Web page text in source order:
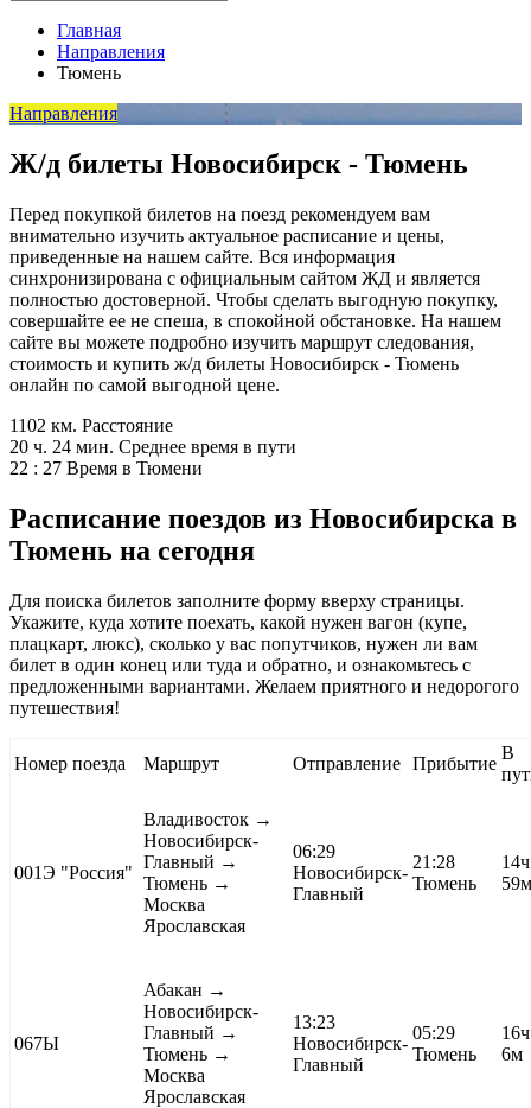
Главная
Направления
Тюмень
Направления
Ж/д билеты Новосибирск - Тюмень
Перед покупкой билетов на поезд рекомендуем вам
внимательно изучить актуальное расписание и цены,
приведенные на нашем сайте. Вся информация
синхронизирована с официальным сайтом ЖД и является
полностью достоверной. Чтобы сделать выгодную покупку,
совершайте ее не спеша, в спокойной обстановке. На нашем
сайте вы можете подробно изучить маршрут следования,
стоимость и купить ж/д билеты Новосибирск - Тюмень
онлайн по самой выгодной цене.
1102 км. Расстояние
20 ч. 24 мин. Среднее время в пути
22 : 27 Время в Тюмени
Расписание поездов из Новосибирска в
Тюмень на сегодня
Для поиска билетов заполните форму вверху страницы.
Укажите, куда хотите поехать, какой нужен вагон (купе,
плацкарт, люкс), сколько у вас попутчиков, нужен ли вам
билет в один конец или туда и обратно, и ознакомьтесь с
предложенными вариантами. Желаем приятного и недорогого
путешествия!
Номер поезда Маршрут Отправление Прибытие
В
001Э "Россия"
Владивосток →
Новосибирск-
Главный →
Тюмень →
Москва
Ярославская
06:29
Новосибирск-
Главный
21:28
Тюмень
14ч
59м
067Ы
Абакан →
Новосибирск-
Главный →
Тюмень →
Москва
Ярославская
13:23
Новосибирск-
Главный
05:29
Тюмень
16ч
6м